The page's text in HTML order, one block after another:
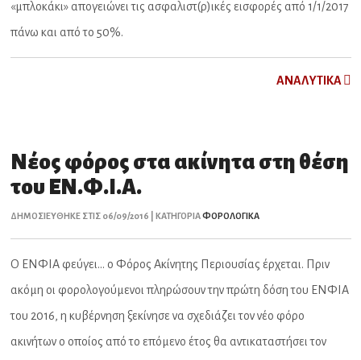
«μπλοκάκι» απογειώνει τις ασφαλιστ(ρ)ικές εισφορές από 1/1/2017
πάνω και από το 50%.
ΑNAΛYTIKA
Νέος φόρος στα ακίνητα στη θέση
του ΕΝ.Φ.Ι.Α.
ΔΗΜΟΣΙΕΥΘΗΚΕ ΣΤΙΣ 06/09/2016 | ΚΑΤΗΓΟΡΙΑΦΟΡΟΛΟΓΙΚΑ
Ο ΕΝΦΙΑ φεύγει... ο Φόρος Ακίνητης Περιουσίας έρχεται. Πριν
ακόμη οι φορολογούμενοι πληρώσουν την πρώτη δόση του ΕΝΦΙΑ
του 2016, η κυβέρνηση ξεκίνησε να σχεδιάζει τον νέο φόρο
ακινήτων ο οποίος από το επόμενο έτος θα αντικαταστήσει τον